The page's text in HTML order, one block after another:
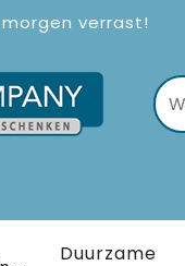
verrast!
(4,6/5)
Duurzame